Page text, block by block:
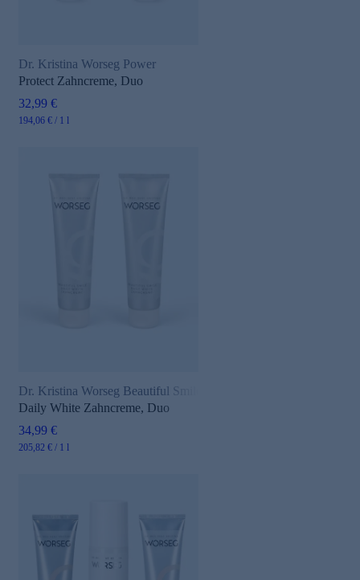
Dr. Kristina Worseg Power
Protect Zahncreme, Duo
32,99 €
194,06 € / 1 l
Dr. Kristina Worseg Beautiful Smile
Daily White Zahncreme, Duo
34,99 €
205,82 € / 1 l